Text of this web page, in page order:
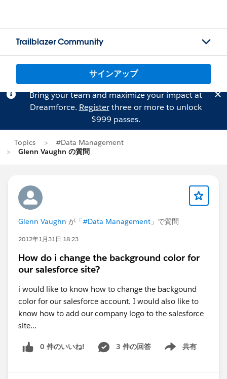
Trailblazer Community
サインアップ
Bring your team and maximize your impact at
Dreamforce. Registerthree or more to unlock
$999 passes.
Topics
#Data Management
Glenn Vaughn の質問
Glenn Vaughn が「#Data Management 」で質問
2012年1月31日 18:23
How do i change the background color for
our salesforce site?
i would like to know how to change the backgound
color for our salesforce account. I would also like to
know how to add our company logo to the salesforce
site...
0 件のいいね! 3 件の回答 共有
Show menu